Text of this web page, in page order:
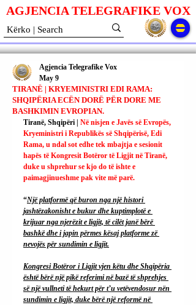
AGJENCIA TELEGRAFIKE VOX
TIRANË | KRYEMINISTRI EDI RAMA:
SHQIPËRIA ECËN DORË PËR DORE ME
BASHKIMIN EVROPIAN.
Agjencia Telegrafike Vox
May 9
Tiranë, Shqipëri | Në nisjen e Javës së Evropës,
Kryeministri i Republikës së Shqipërisë, Edi
Rama, u ndal sot edhe tek mbajtja e sesionit
hapës të Kongresit Botëror të Ligjit në Tiranë,
duke u shprehur se kjo do të ishte e
paimagjinueshme pak vite më parë.
“Një platformë që buron nga një histori
jashtëzakonisht e bukur dhe kuptimplotë e
krijuar nga njerëzit e ligjit, të cilët janë bërë
bashkë dhe i japin përmes kësaj platforme zë
nevojës për sundimin e ligjit.
Kongresi Botëror i Ligjit vjen këtu dhe Shqipëria
është bërë një pikë referimi në bazë të shprehjes
së një vullneti të hekurt për t’u vetëvendosur nën
sundimin e ligjit, duke bërë një reformë në